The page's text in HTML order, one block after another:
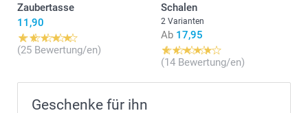
Zaubertasse
11,90
(25 Bewertung/en)
Schalen
2 Varianten
Ab 17,95
(14 Bewertung/en)
Geschenke für ihn